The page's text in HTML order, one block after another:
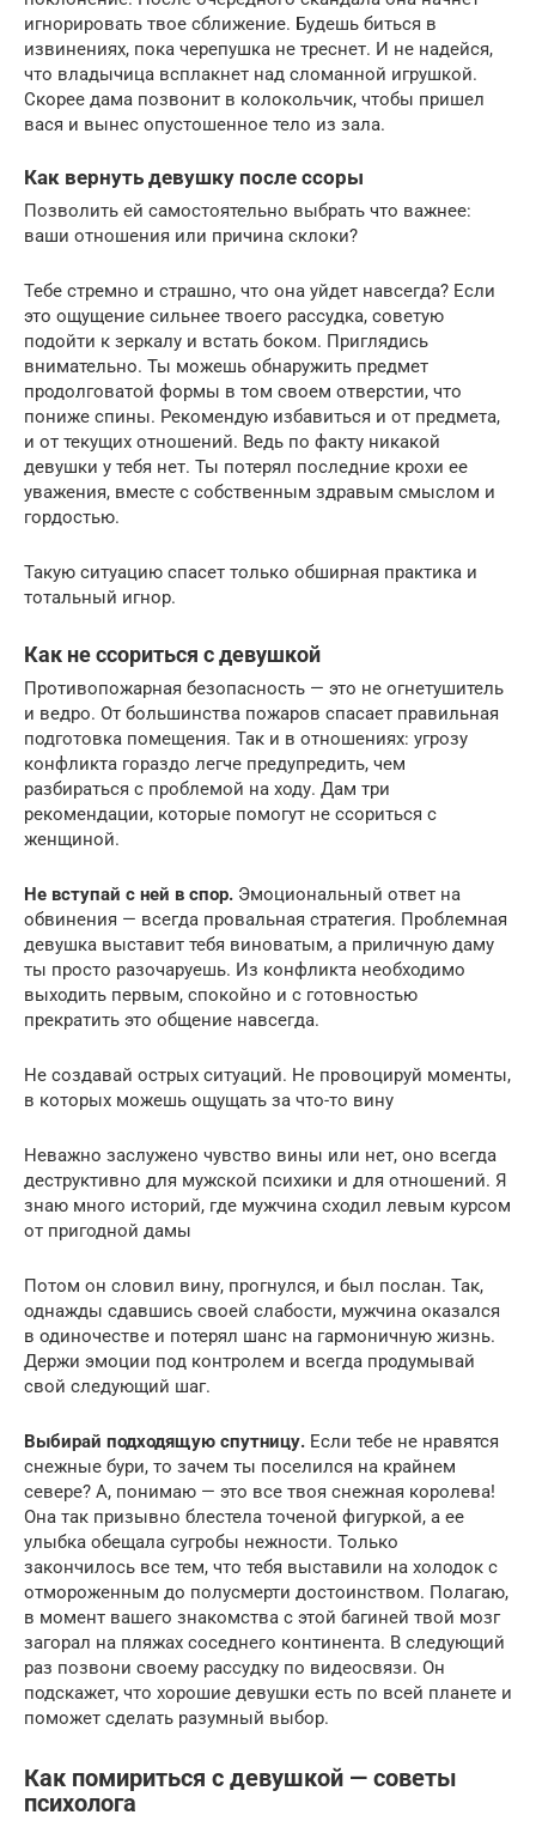
игнорировать твое сближение. Будешь биться в
извинениях, пока черепушка не треснет. И не надейся,
что владычица всплакнет над сломанной игрушкой.
Скорее дама позвонит в колокольчик, чтобы пришел
вася и вынес опустошенное тело из зала.
Как вернуть девушку после ссоры
Позволить ей самостоятельно выбрать что важнее:
ваши отношения или причина склоки?
Тебе стремно и страшно, что она уйдет навсегда? Если
это ощущение сильнее твоего рассудка, советую
подойти к зеркалу и встать боком. Приглядись
внимательно. Ты можешь обнаружить предмет
продолговатой формы в том своем отверстии, что
пониже спины. Рекомендую избавиться и от предмета,
и от текущих отношений. Ведь по факту никакой
девушки у тебя нет. Ты потерял последние крохи ее
уважения, вместе с собственным здравым смыслом и
гордостью.
Такую ситуацию спасет только обширная практика и
тотальный игнор.
Как не ссориться с девушкой
Противопожарная безопасность — это не огнетушитель
и ведро. От большинства пожаров спасает правильная
подготовка помещения. Так и в отношениях: угрозу
конфликта гораздо легче предупредить, чем
разбираться с проблемой на ходу. Дам три
рекомендации, которые помогут не ссориться с
женщиной.
Не вступай с ней в спор. Эмоциональный ответ на
обвинения — всегда провальная стратегия. Проблемная
девушка выставит тебя виноватым, а приличную даму
ты просто разочаруешь. Из конфликта необходимо
выходить первым, спокойно и с готовностью
прекратить это общение навсегда.
Не создавай острых ситуаций. Не провоцируй моменты,
в которых можешь ощущать за что-то вину
Неважно заслужено чувство вины или нет, оно всегда
деструктивно для мужской психики и для отношений. Я
знаю много историй, где мужчина сходил левым курсом
от пригодной дамы
Потом он словил вину, прогнулся, и был послан. Так,
однажды сдавшись своей слабости, мужчина оказался
в одиночестве и потерял шанс на гармоничную жизнь.
Держи эмоции под контролем и всегда продумывай
свой следующий шаг.
Выбирай подходящую спутницу. Если тебе не нравятся
снежные бури, то зачем ты поселился на крайнем
севере? А, понимаю — это все твоя снежная королева!
Она так призывно блестела точеной фигуркой, а ее
улыбка обещала сугробы нежности. Только
закончилось все тем, что тебя выставили на холодок с
отмороженным до полусмерти достоинством. Полагаю,
в момент вашего знакомства с этой багиней твой мозг
загорал на пляжах соседнего континента. В следующий
раз позвони своему рассудку по видеосвязи. Он
подскажет, что хорошие девушки есть по всей планете и
поможет сделать разумный выбор.
Как помириться с девушкой — советы
психолога